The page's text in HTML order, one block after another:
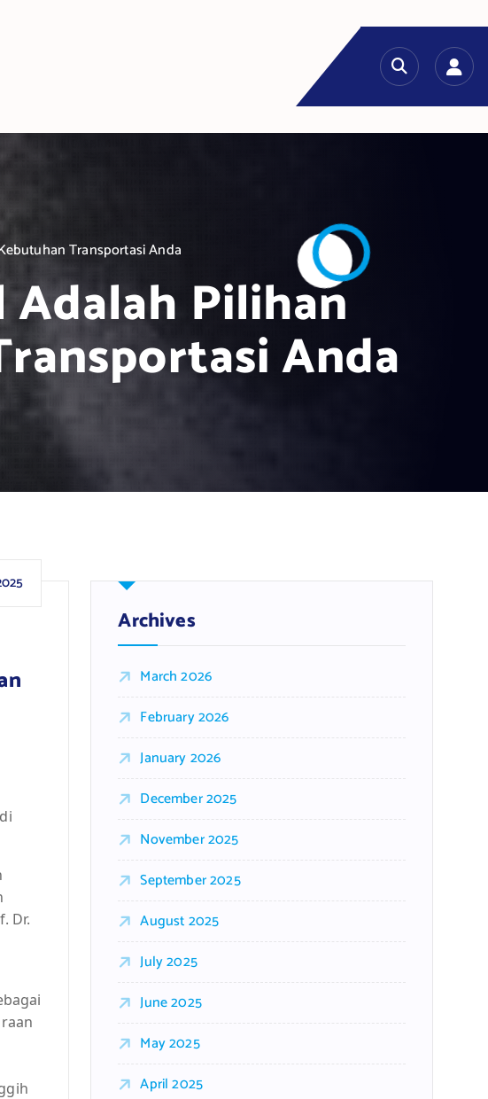
Transportasi Anda
Pilihan
Anda
Dr.
Archives
March 2026
February 2026
January 2026
December 2025
November 2025
September 2025
August 2025
July 2025
June 2025
May 2025
April 2025